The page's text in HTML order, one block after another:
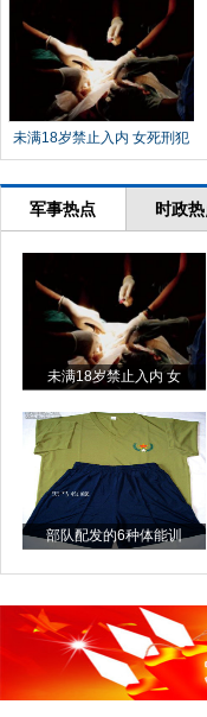
未满18岁禁止入内 女死刑犯